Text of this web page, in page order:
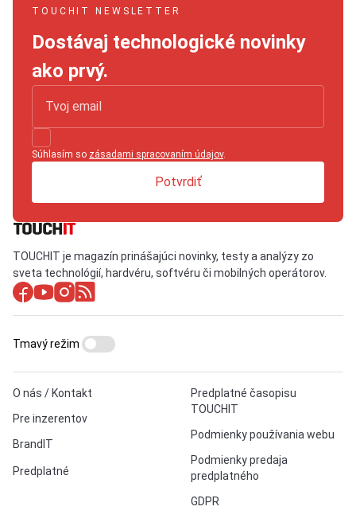
TOUCHIT NEWSLETTER
Dostávaj technologické novinky
ako prvý.
Súhlasím so zásadami spracovaním údajov.
Potvrdiť
TOUCHIT je magazín prinášajúci novinky, testy a analýzy zo
sveta technológií, hardvéru, softvéru či mobilných operátorov.
O nás / Kontakt
Pre inzerentov
BrandIT
Predplatné
Predplatné časopisu
TOUCHIT
Podmienky používania webu
Podmienky predaja
predplatného
GDPR
Tmavý režim